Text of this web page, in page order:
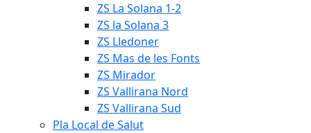
ZS La Solana 1-2
ZS la Solana 3
ZS Lledoner
ZS Mas de les Fonts
ZS Mirador
ZS Vallirana Nord
ZS Vallirana Sud
Pla Local de Salut